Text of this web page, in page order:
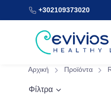
+302109373020
Αρχική Προϊόντα
Φίλτρα